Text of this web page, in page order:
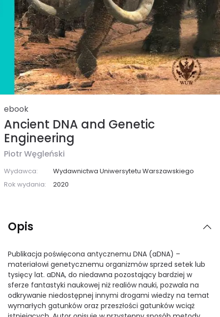
ebook
Ancient DNA and Genetic
Engineering
Piotr Węgleński
Wydawca:
Wydawnictwa Uniwersytetu Warszawskiego
Rok wydania:
2020
Opis
Publikacja poświęcona antycznemu DNA (aDNA) –
materiałowi genetycznemu organizmów sprzed setek lub
tysięcy lat. aDNA, do niedawna pozostający bardziej w
sferze fantastyki naukowej niż realiów nauki, pozwala na
odkrywanie niedostępnej innymi drogami wiedzy na temat
wymarłych gatunków oraz przeszłości gatunków wciąż